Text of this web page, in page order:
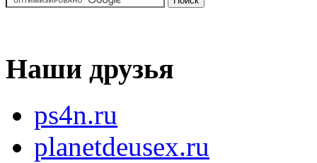
Наши друзья
ps4n.ru
planetdeusex.ru